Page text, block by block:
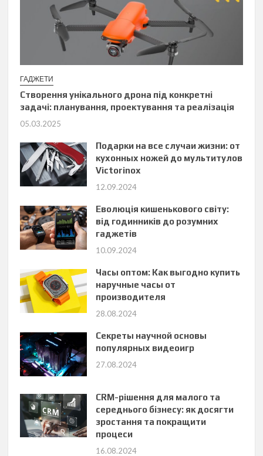
ГАДЖЕТИ
Створення унікального дрона під конкретні
задачі: планування, проектування та реалізація
05.03.2025
Подарки на все случаи жизни: от
кухонных ножей до мультитулов
Victorinox
12.09.2024
Еволюція кишенькового світу:
від годинників до розумних
гаджетів
10.09.2024
Часы оптом: Как выгодно купить
наручные часы от
производителя
28.08.2024
Секреты научной основы
популярных видеоигр
27.08.2024
CRM-рішення для малого та
середнього бізнесу: як досягти
зростання та покращити
процеси
16.08.2024